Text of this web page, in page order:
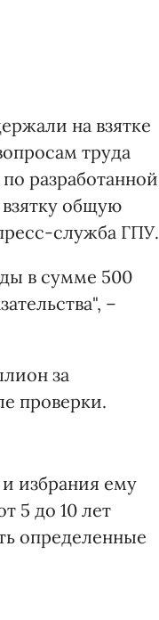
на взятке
труда
разработанной
общую
служба ГПУ.
в сумме 500
–
за
проверки.
избрания ему
5 до 10 лет
определенные